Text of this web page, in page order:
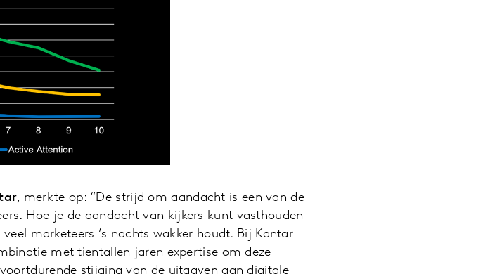
, merkte op: “De strijd om aandacht is een van de
Hoe je de aandacht van kijkers kunt vasthouden
marketeers ’s nachts wakker houdt. Bij Kantar
met tientallen jaren expertise om deze
stijging van de uitgaven aan digitale